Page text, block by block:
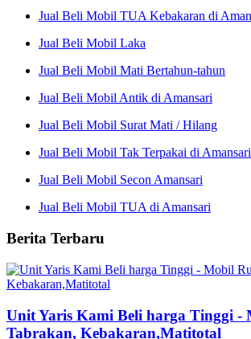
Jual Beli Mobil TUA Kebakaran di
Jual Beli Mobil Laka
Jual Beli Mobil Mati Bertahun-tahun
Jual Beli Mobil Antik di Amansari
Jual Beli Mobil Surat Mati / Hilang
Jual Beli Mobil Tak Terpakai di Amansari
Jual Beli Mobil Secon Amansari
Jual Beli Mobil TUA di Amansari
Berita Terbaru
Unit Yaris Kami Beli harga Tinggi -
Tabrakan, Kebakaran,Matitotal